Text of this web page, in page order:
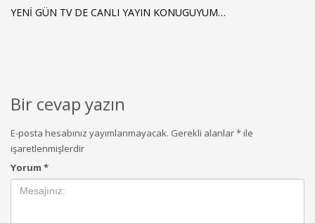
YENİ GÜN TV DE CANLI YAYIN KONUGUYUM…
Bir cevap yazın
E-posta hesabınız yayımlanmayacak. Gerekli alanlar*ile
işaretlenmişlerdir
Yorum *